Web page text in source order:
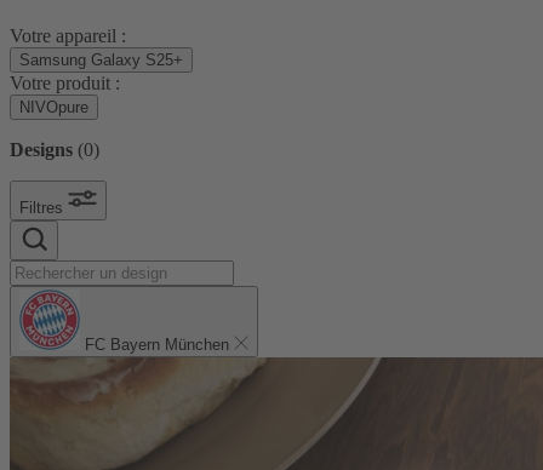
Votre appareil :
Samsung Galaxy S25+
Votre produit :
NIVOpure
Designs (0)
Filtres
FC Bayern München